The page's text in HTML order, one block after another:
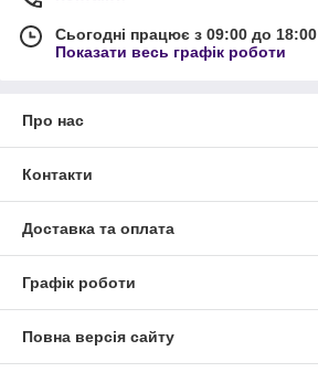
Сьогодні працює з 09:00 до 18:00
Показати весь графік роботи
Про нас
Контакти
Доставка та оплата
Графік роботи
Повна версія сайту